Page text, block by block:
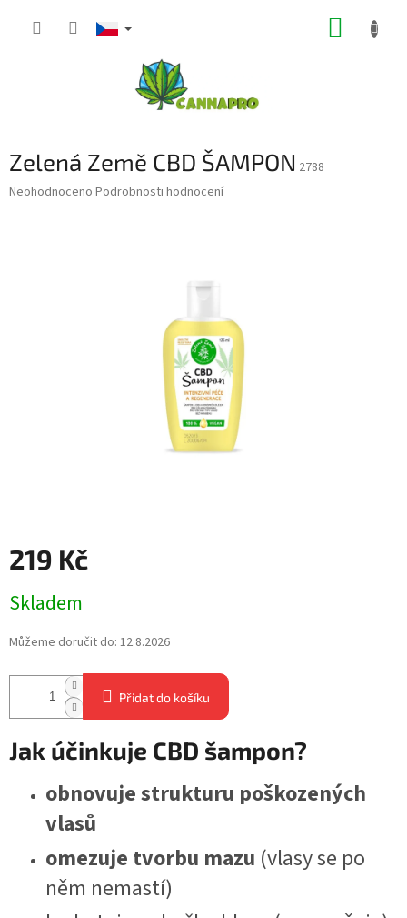
Zelená Země CBD ŠAMPON 2788
Průměrné
Neohodnoceno Podrobnosti hodnocení
219 Kč
cena:
Skladem
Můžeme doručit do: 12.8.2026
Přidat do košíku
Jak účinkuje CBD šampon?
obnovuje strukturu poškozených
vlasů
omezuje tvorbu mazu (vlasy se po
něm nemastí)